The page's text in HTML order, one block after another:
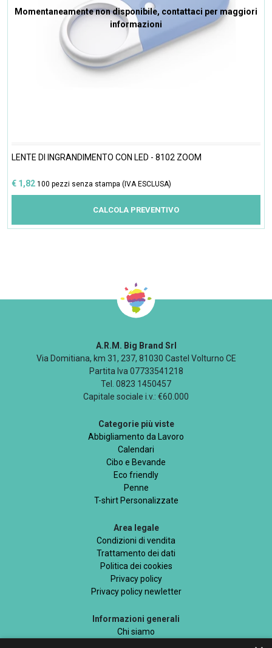
Momentaneamente non disponibile, contattaci per maggiori
informazioni
LENTE DI INGRANDIMENTO CON LED - 8102 ZOOM
€ 1,82 100 pezzi senza stampa (IVA ESCLUSA)
CALCOLA PREVENTIVO
A.R.M. Big Brand Srl
Via Domitiana, km 31, 237, 81030 Castel Volturno CE
Partita Iva 07733541218
Tel. 0823 1450457
Capitale sociale i.v.: €60.000
Categorie più viste
Abbigliamento da Lavoro
Calendari
Cibo e Bevande
Eco friendly
Penne
T-shirt Personalizzate
Area legale
Condizioni di vendita
Trattamento dei dati
Politica dei cookies
Privacy policy
Privacy policy newletter
Informazioni generali
Chi siamo